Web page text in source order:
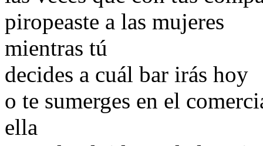
piropeaste a las mujeres
mientras tú
decides a cuál bar irás hoy
o te sumerges en el
ella